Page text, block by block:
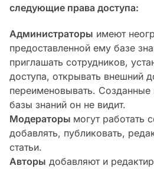
следующие права доступа:
Администраторы имеют
предоставленной ему базе
приглашать сотрудников,
доступа, открывать внешний
переименовывать. Созданные
базы знаний он не видит.
Модераторы могут
добавлять, публиковать,
статьи.
Авторы добавляют и